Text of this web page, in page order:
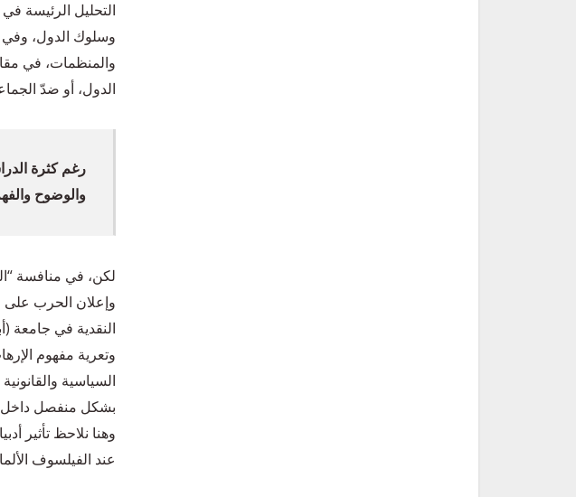
التحليل الرئيسة
وسلوك الدول، وفي
والمنظمات، في
الدول، أو ضدّ
رغم كثرة
والوضوح
وإعلان الحرب على
النقدية في جامعة
وتعرية مفهوم
السياسية
بشكل منفصل
وهنا نلاحظ تأثير
عند الفيلسوف